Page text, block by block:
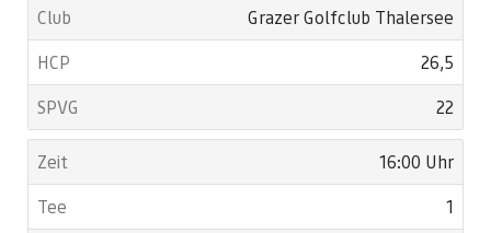
Grazer Golfclub Thalersee
26,5
22
16:00 Uhr
1